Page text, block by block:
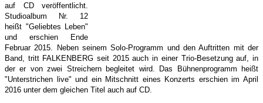
auf CD veröffentlicht.
Studioalbum Nr. 12
heißt "Geliebtes Leben"
und erschien Ende
Februar 2015. Neben seinem Solo-Programm und den Auftritten mit der
Band, tritt FALKENBERG seit 2015 auch in einer Trio-Besetzung auf, in
der er von zwei Streichern begleitet wird. Das Bühnenprogramm heißt
"Unterstrichen live" und ein Mitschnitt eines Konzerts erschien im April
2016 unter dem gleichen Titel auch auf CD.